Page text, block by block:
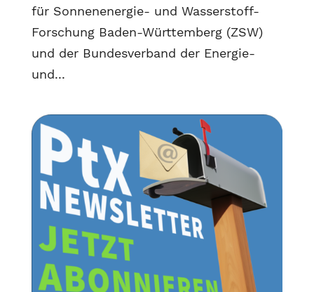
für Sonnenenergie- und Wasserstoff-
Forschung Baden-Württemberg (ZSW)
und der Bundesverband der Energie-
und...